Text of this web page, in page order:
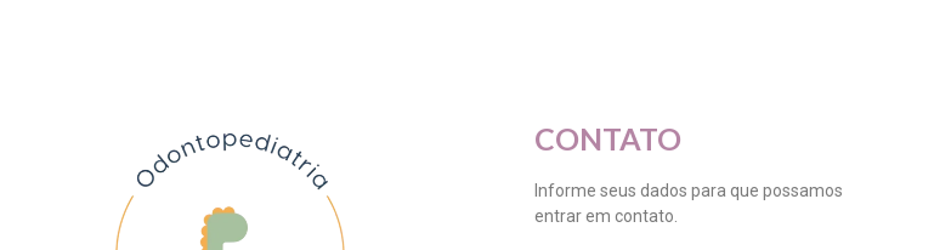
CONTATO
Informe seus dados para que possamos
entrar em contato.